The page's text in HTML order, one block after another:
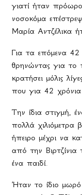
γιατί ήταν
νοσοκόμα
Μαρία Αντζέλικα
Για τα επόμενα 42
θρηνώντας για το
κρατήσει μόλις
που για 42
Την ίδια στιγμή,
πολλά χιλιόμετρα
ήπειρο μέχρι να
από την
ένα παιδί.
Ήταν το ίδιο